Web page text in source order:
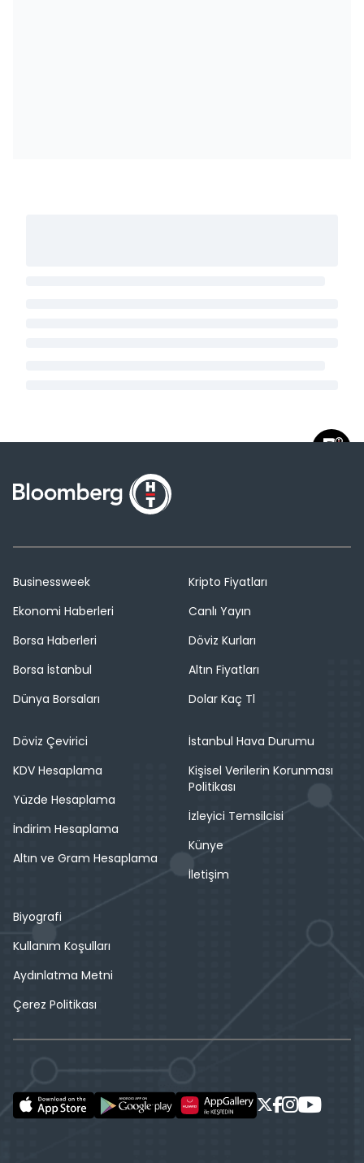
Businessweek
Ekonomi Haberleri
Borsa Haberleri
Borsa İstanbul
Dünya Borsaları
Kripto Fiyatları
Canlı Yayın
Döviz Kurları
Altın Fiyatları
Dolar Kaç Tl
Döviz Çevirici
KDV Hesaplama
Yüzde Hesaplama
İndirim Hesaplama
Altın ve Gram Hesaplama
İstanbul Hava Durumu
Kişisel Verilerin Korunması
Politikası
İzleyici Temsilcisi
Künye
İletişim
Biyografi
Kullanım Koşulları
Aydınlatma Metni
Çerez Politikası